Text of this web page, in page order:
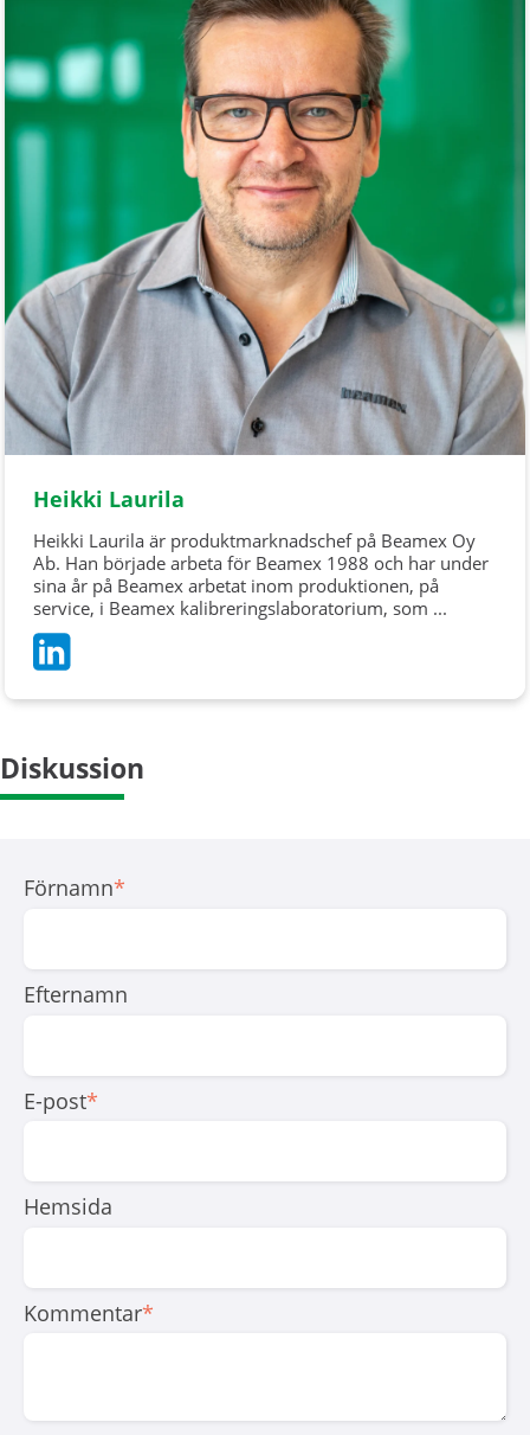
Heikki Laurila
Heikki Laurila är produktmarknadschef på Beamex Oy
Ab. Han började arbeta för Beamex 1988 och har under
sina år på Beamex arbetat inom produktionen, på
service, i Beamex kalibreringslaboratorium, som ...
Diskussion
Förnamn*
Efternamn
E-post*
Hemsida
Kommentar*